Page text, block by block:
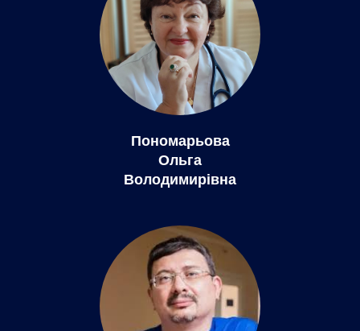
Пономарьова
Ольга
Володимирівна